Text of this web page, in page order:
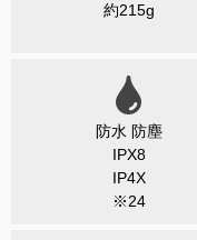
約215g
防水 防塵
IPX8
IP4X
※24